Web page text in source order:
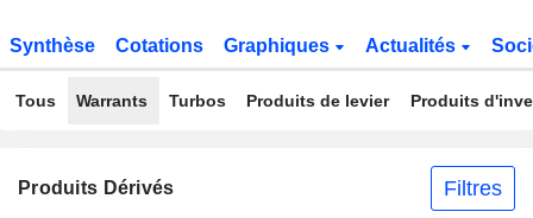
Synthèse Cotations Graphiques Actualités
Tous Warrants Turbos Produits de levier Produits
Produits Dérivés Filtres